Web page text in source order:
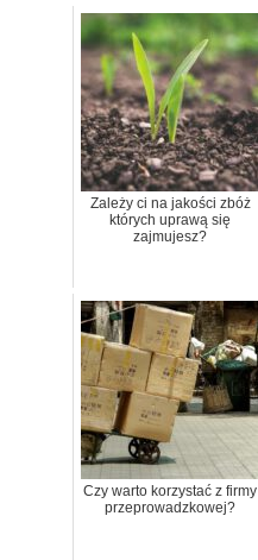
Zależy ci na jakości zbóż
których uprawą się
zajmujesz?
Czy warto korzystać z firmy
przeprowadzkowej?